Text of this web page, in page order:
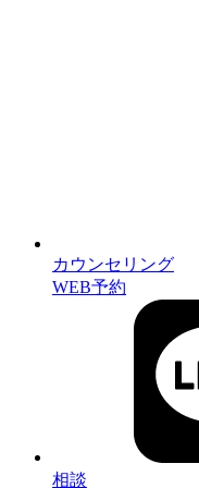
カウンセリング
WEB予約
相談